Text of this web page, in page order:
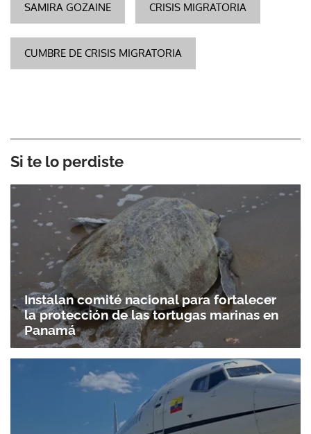
SAMIRA GOZAINE CRISIS MIGRATORIA
CUMBRE DE CRISIS MIGRATORIA
Si te lo perdiste
Instalan comité nacional para fortalecer
la protección de las tortugas marinas en
Panamá